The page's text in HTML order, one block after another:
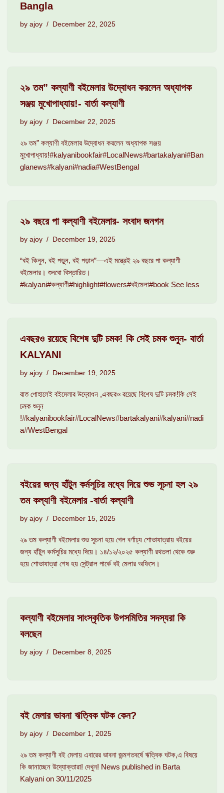
Bangla
by ajoy December 22, 2025
২৯ তম” কল্যাণী বইমেলার উদ্বোধন করলেন অধ্যাপক
সঞ্জয় মুখোপাধ্যায়!- বার্তা কল্যাণী
by ajoy December 22, 2025
২৯ তম” কল্যাণী বইমেলার উদ্বোধন করলেন অধ্যাপক সঞ্জয়
মুখোপাধ্যায়!#kalyanibookfair#LocalNews#bartakalyani#Ban
glanews#kalyani#nadia#WestBengal
২৯ বছরে পা কল্যাণী বইমেলার- সংবাদ জনগন
by ajoy December 19, 2025
“বই কিনুন, বই পড়ুন, বই পড়ান”—এই মন্ত্রেই ২৯ বছরে পা কল্যাণী
বইমেলার। শুনবো বিস্তারিত।
#kalyani#কল্যাণী#highlight#flowers#বইমেলা#book See less
এবছরও রয়েছে বিশেষ দুটি চমক! কি সেই চমক শুনুন- বার্তা
KALYANI
by ajoy December 19, 2025
রাত পোহালেই বইমেলার উদ্বোধন ,এবছরও রয়েছে বিশেষ দুটি চমক!কি সেই
চমক শুনুন
!#kalyanibookfair#LocalNews#bartakalyani#kalyani#nadi
a#WestBengal
বইয়ের জন্য হাঁটুন কর্মসূচির মধ্যে দিয়ে শুভ সূচনা হল ২৯
তম কল্যাণী বইমেলার -বার্তা কল্যাণী
by ajoy December 15, 2025
২৯ তম কল্যাণী বইমেলার শুভ সূচনা হয়ে গেল বর্ণাঢ্য শোভাযাত্রায় বইয়ের
জন্য হাঁটুন কর্মসূচির মধ্যে দিয়ে। ১৪/১২/২০২৫ কল্যাণী রথতলা থেকে শুরু
হয়ে শোভাযাত্রা শেষ হয় সেন্ট্রাল পার্কে বই মেলার অফিসে।
কল্যাণী বইমেলার সাংস্কৃতিক উপসমিতির সদস্যরা কি
বলছেন
by ajoy December 8, 2025
বই মেলার ভাবনা ঋত্বিক ঘটক কেন?
by ajoy December 1, 2025
২৯ তম কল্যাণী বই মেলায় এবারের ভাবনা জন্মশতবর্ষে ঋত্বিক ঘটক,এ বিষয়ে
কি জানাচ্ছেন উদ্যোক্তারা! দেখুন! News published in Barta
Kalyani on 30/11/2025